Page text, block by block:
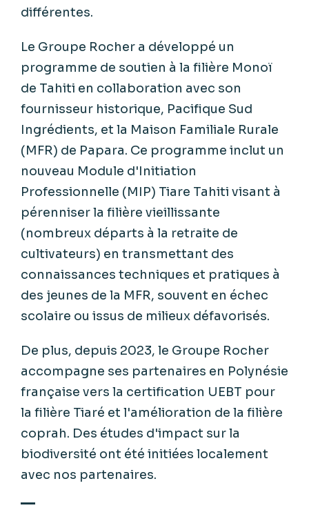
différentes.
Le Groupe Rocher a développé un
programme de soutien à la filière Monoï
de Tahiti en collaboration avec son
fournisseur historique, Pacifique Sud
Ingrédients, et la Maison Familiale Rurale
(MFR) de Papara. Ce programme inclut un
nouveau Module d'Initiation
Professionnelle (MIP) Tiare Tahiti visant à
pérenniser la filière vieillissante
(nombreux départs à la retraite de
cultivateurs) en transmettant des
connaissances techniques et pratiques à
des jeunes de la MFR, souvent en échec
scolaire ou issus de milieux défavorisés.
De plus, depuis 2023, le Groupe Rocher
accompagne ses partenaires en Polynésie
française vers la certification UEBT pour
la filière Tiaré et l'amélioration de la filière
coprah. Des études d'impact sur la
biodiversité ont été initiées localement
avec nos partenaires.